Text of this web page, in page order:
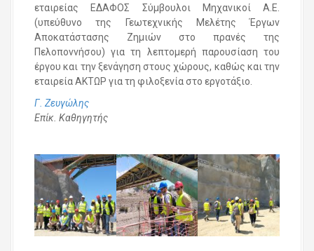
εταιρείας ΕΔΑΦΟΣ Σύμβουλοι Μηχανικοί Α.Ε.
(υπεύθυνο της Γεωτεχνικής Μελέτης Έργων
Αποκατάστασης Ζημιών στο πρανές της
Πελοποννήσου) για τη λεπτομερή παρουσίαση του
έργου και την ξενάγηση στους χώρους, καθώς και την
εταιρεία ΑΚΤΩΡ για τη φιλοξενία στο εργοτάξιο.
Γ. Ζευγώλης
Επίκ. Καθηγητής